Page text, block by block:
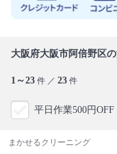
大阪府大阪市阿倍野区
1～23 件 ／ 23 件
平日作業500円OFF
まかせるクリーニング